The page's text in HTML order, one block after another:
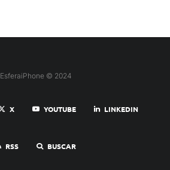
EsferaiPhone © 2024
X YOUTUBE LINKEDIN
RSS BUSCAR